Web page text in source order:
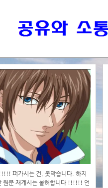
퍼가시는 건, 못막습니다. 하지
원문 재게시는 불허합니다 !!!!!! 언